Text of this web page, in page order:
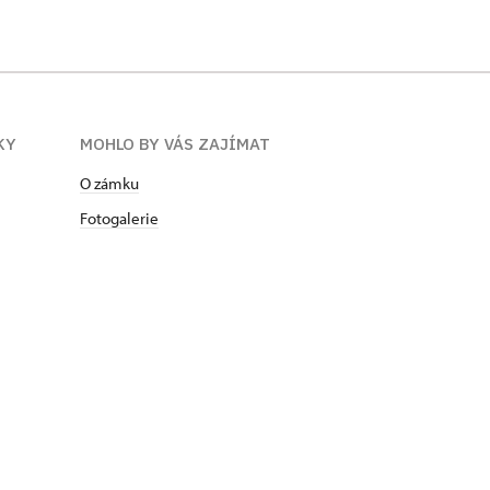
MOHLO BY VÁS ZAJÍMAT
O zámku
Fotogalerie